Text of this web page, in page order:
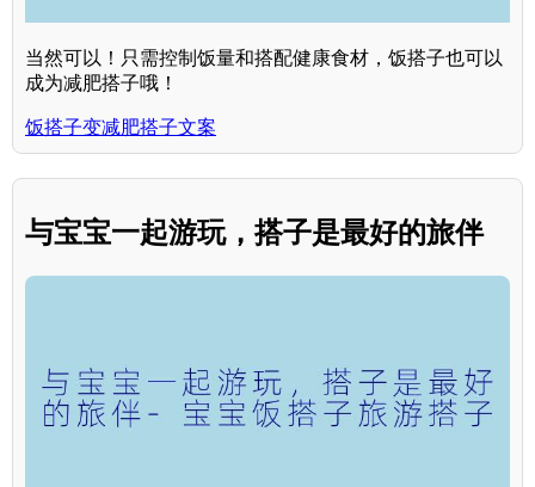
当然可以！只需控制饭量和搭配健康食材，饭搭子也可以
成为减肥搭子哦！
饭搭子变减肥搭子文案
与宝宝一起游玩，搭子是最好的旅伴